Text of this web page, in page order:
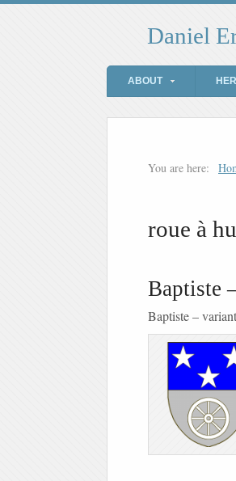
Daniel
ABOUT
You are here:
roue à
Baptiste
Baptiste –